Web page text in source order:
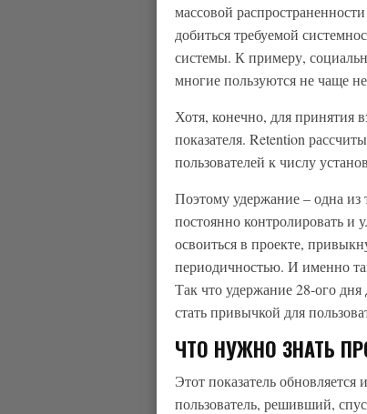
массовой
добиться требуемой
системы. К примеру,
многие пользуются не чаще
Хотя, конечно, для принятия
показателя. Retention
пользователей к числу
Поэтому удержание – одна из
постоянно контролировать и
освоиться в проекте,
периодичностью. И именно
Так что удержание 28-ого
стать привычкой для
ЧТО НУЖНО ЗНАТЬ
Этот показатель
пользователь, решивший,